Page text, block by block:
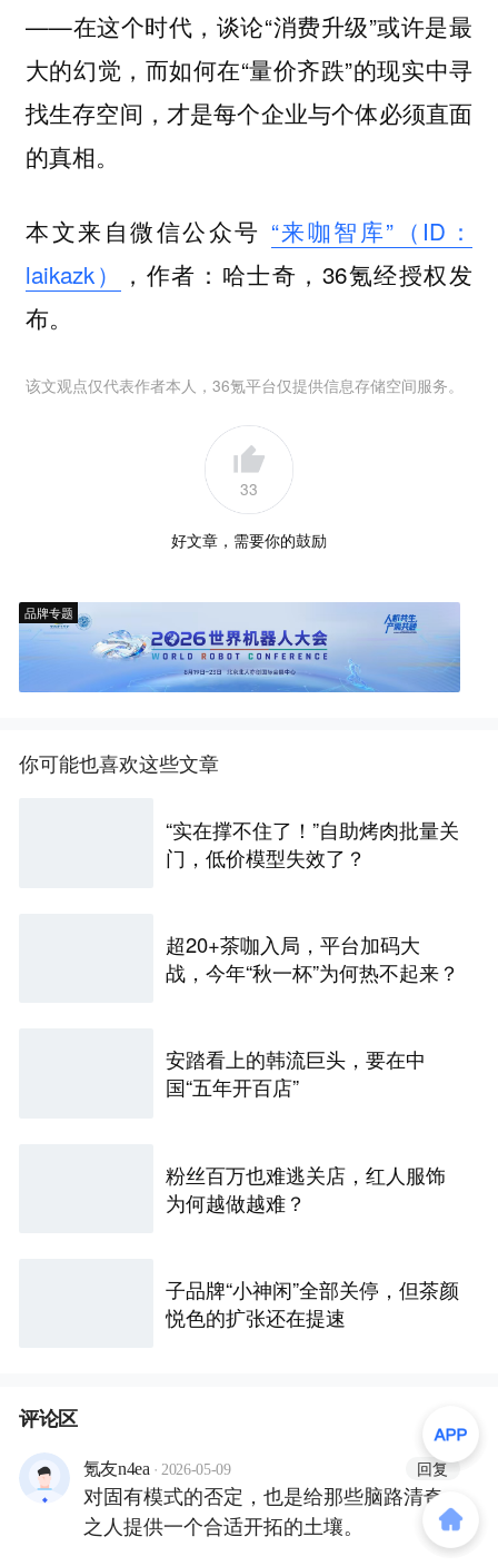
——在这个时代，谈论“消费升级”或许是最
大的幻觉，而如何在“量价齐跌”的现实中寻
找生存空间，才是每个企业与个体必须直面
的真相。
本文来自微信公众号 “来咖智库”（ID：
laikazk）
，作者：哈士奇，36氪经授权发
布。
该文观点仅代表作者本人，36氪平台仅提供信息存储空间服务。
33
好文章，需要你的鼓励
品牌专题
你可能也喜欢这些文章
“实在撑不住了！”自助烤肉批量关
门，低价模型失效了？
超20+茶咖入局，平台加码大
战，今年“秋一杯”为何热不起来？
安踏看上的韩流巨头，要在中
国“五年开百店”
粉丝百万也难逃关店，红人服饰
为何越做越难？
子品牌“小神闲”全部关停，但茶颜
悦色的扩张还在提速
评论区
氪友n4ea · 2026-05-09 回复
对固有模式的否定，也是给那些脑路清奇
之人提供一个合适开拓的土壤。